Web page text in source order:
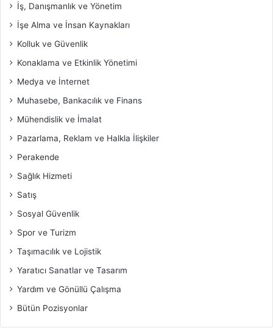
İş, Danışmanlık ve Yönetim
İşe Alma ve İnsan Kaynakları
Kolluk ve Güvenlik
Konaklama ve Etkinlik Yönetimi
Medya ve İnternet
Muhasebe, Bankacılık ve Finans
Mühendislik ve İmalat
Pazarlama, Reklam ve Halkla İlişkiler
Perakende
Sağlık Hizmeti
Satış
Sosyal Güvenlik
Spor ve Turizm
Taşımacılık ve Lojistik
Yaratıcı Sanatlar ve Tasarım
Yardım ve Gönüllü Çalışma
Bütün Pozisyonlar